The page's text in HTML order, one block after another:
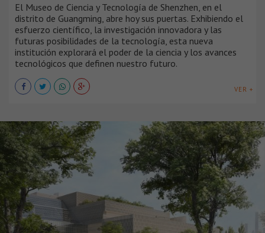
El Museo de Ciencia y Tecnología de Shenzhen, en el
distrito de Guangming, abre hoy sus puertas. Exhibiendo el
esfuerzo científico, la investigación innovadora y las
futuras posibilidades de la tecnología, esta nueva
institución explorará el poder de la ciencia y los avances
tecnológicos que definen nuestro futuro.
VER +